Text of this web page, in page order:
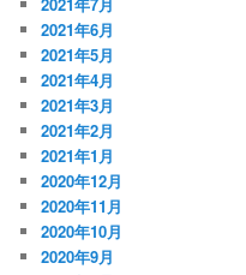
2021年6月
2021年5月
2021年4月
2021年3月
2021年2月
2021年1月
2020年12月
2020年11月
2020年10月
2020年9月